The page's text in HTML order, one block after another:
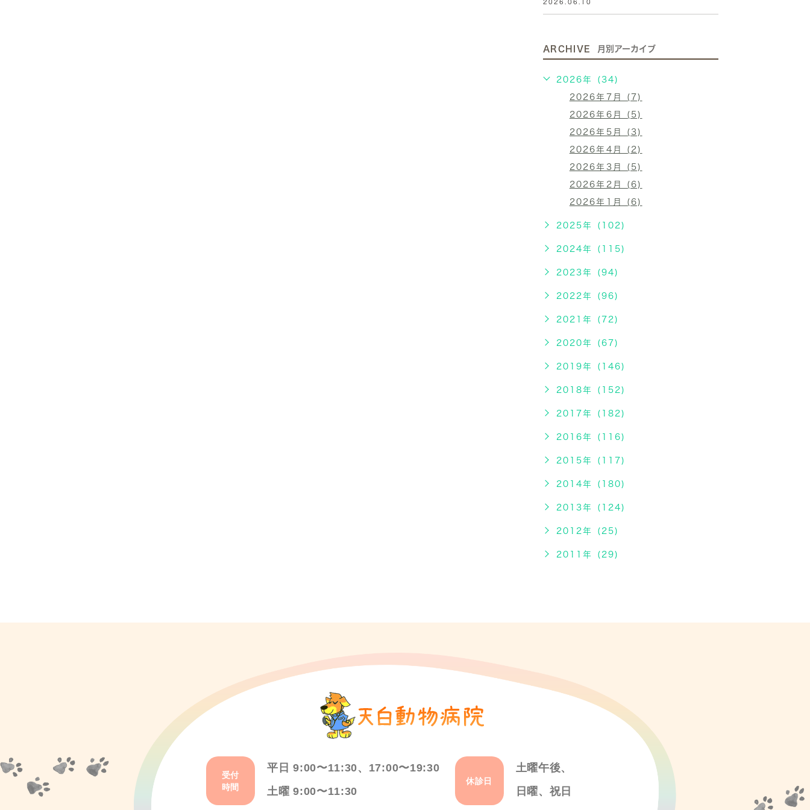
2026.06.10
ARCHIVE 月別アーカイブ
2026年 (34)
2026年7月 (7)
2026年6月 (5)
2026年5月 (3)
2026年4月 (2)
2026年3月 (5)
2026年2月 (6)
2026年1月 (6)
2025年 (102)
2024年 (115)
2023年 (94)
2022年 (96)
2021年 (72)
2020年 (67)
2019年 (146)
2018年 (152)
2017年 (182)
2016年 (116)
2015年 (117)
2014年 (180)
2013年 (124)
2012年 (25)
2011年 (29)
受付
時間
平日 9:00〜11:30、17:00〜19:30
土曜 9:00〜11:30
休診日
土曜午後、
日曜、祝日